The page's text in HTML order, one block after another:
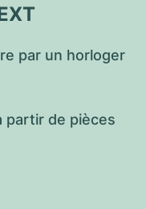
par un horloger
partir de pièces